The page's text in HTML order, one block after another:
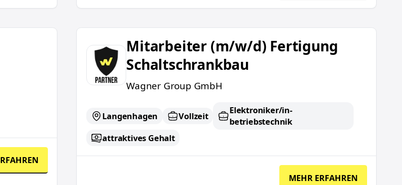
Mitarbeiter (m/w/d) Fertigung Schaltschrankbau
Mitarbeiter (m/w/d) Fertigung
Schaltschrankbau
Wagner Group GmbH
Langenhagen Vollzeit
Elektroniker/in-
betriebstechnik
attraktives Gehalt
MEHR ERFAHREN